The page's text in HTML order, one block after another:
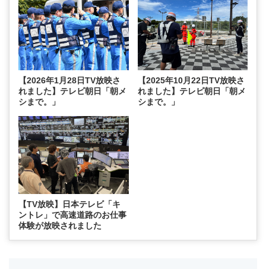
【2026年1月28日TV放映さ
れました】テレビ朝日「朝メ
シまで。」
【2025年10月22日TV放映さ
れました】テレビ朝日「朝メ
シまで。」
【TV放映】日本テレビ「キ
ントレ」で高速道路のお仕事
体験が放映されました